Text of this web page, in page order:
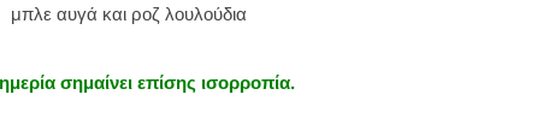
σημαίνει επίσης ισορροπία.